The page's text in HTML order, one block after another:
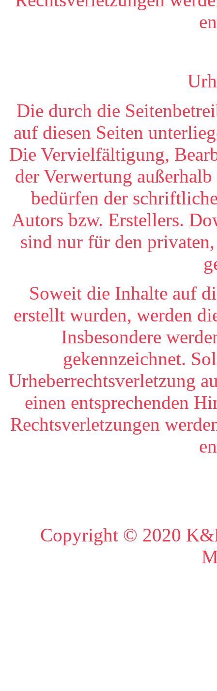
Die durch die
auf diesen Seiten
Die Vervielfältigung,
der Verwertung
bedürfen der
Autors bzw. Erstellers.
sind nur für den
Soweit die Inhalte auf
erstellt wurden, werden
Insbesondere
gekennzeichnet.
Urheberrechtsverletzung
einen entsprechenden
Rechtsverletzungen
Copyright © 2020